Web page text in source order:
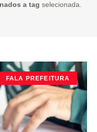
a tag selecionada.
FALA PREFEITURA